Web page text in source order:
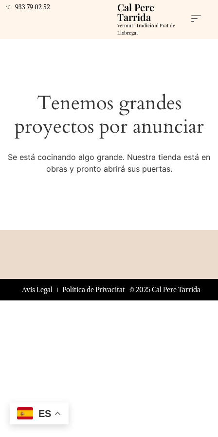
933 79 02 52 Cal Pere
Tarrida
Vermut i tradició al Prat de
Llobregat
Tenemos grandes
proyectos por anunciar
Se está cocinando algo grande. Nuestra tienda está en
obras y pronto abrirá sus puertas.
© 2025 Cal Pere Tarrida
Avís Legal Política de Privacitat
ES